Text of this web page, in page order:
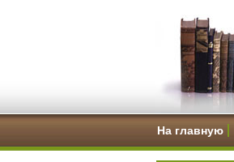
На главную